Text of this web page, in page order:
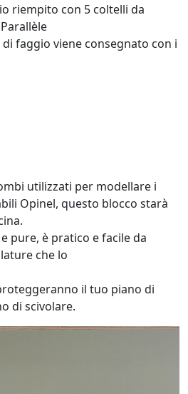
riempito con 5 coltelli da
faggio viene consegnato con i
utilizzati per modellare i
Opinel, questo blocco starà
pure, è pratico e facile da
che lo
il tuo piano di
di scivolare.